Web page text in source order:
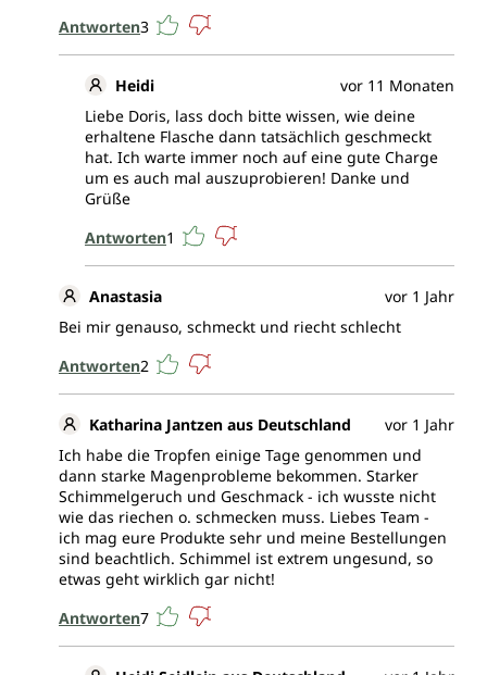
Antworten3
Heidi
vor 11 Monaten
Liebe Doris, lass doch bitte wissen, wie deine
erhaltene Flasche dann tatsächlich geschmeckt
hat. Ich warte immer noch auf eine gute Charge
um es auch mal auszuprobieren! Danke und
Grüße
Antworten1
Anastasia
vor 1 Jahr
Bei mir genauso, schmeckt und riecht schlecht
Antworten2
Katharina Jantzen aus Deutschland
vor 1 Jahr
Ich habe die Tropfen einige Tage genommen und
dann starke Magenprobleme bekommen. Starker
Schimmelgeruch und Geschmack - ich wusste nicht
wie das riechen o. schmecken muss. Liebes Team -
ich mag eure Produkte sehr und meine Bestellungen
sind beachtlich. Schimmel ist extrem ungesund, so
etwas geht wirklich gar nicht!
Antworten7